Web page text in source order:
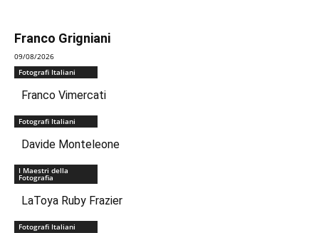
Franco Grigniani
09/08/2026
Fotografi Italiani
Franco Vimercati
Fotografi Italiani
Davide Monteleone
I Maestri della
Fotografia
LaToya Ruby Frazier
Fotografi Italiani